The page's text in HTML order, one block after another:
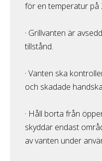
för en temperatur på
· Grillvanten är
tillstånd.
· Vanten ska
och skadade
· Håll borta från
skyddar endast
av vanten under